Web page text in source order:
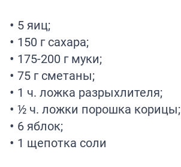
• 5 яиц;
• 150 г сахара;
• 175-200 г муки;
• 75 г сметаны;
• 1 ч. ложка разрыхлителя;
• ½ ч. ложки порошка корицы;
• 6 яблок;
• 1 щепотка соли